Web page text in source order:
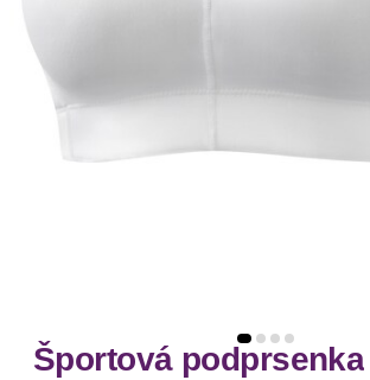
Športová podprsenka